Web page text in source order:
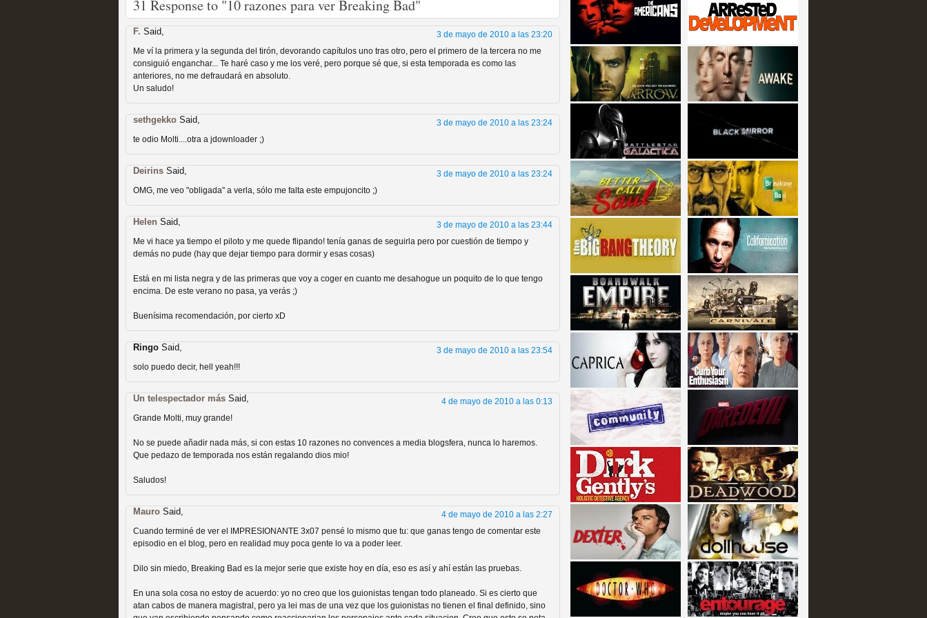
Recomendación de la semana
Las productoras de las estrellas de cine y
televisión
MOLTISANTI
Recomendación de la semana
Las series de 10 temporadas están en peligro de
extinción
MOLTISANTI
Recomendación de la semana
Expediente X: Guía para descubrir la "verdad"
Recomendación de la semana
31 Response to "10 razones para ver Breaking Bad"
F. Said,
3 de mayo de 2010 a las 23:20
Me ví la primera y la segunda del tirón, devorando capítulos uno tras otro, pero el primero de la tercera no me
consiguió enganchar... Te haré caso y me los veré, pero porque sé que, si esta temporada es como las
anteriores, no me defraudará en absoluto.
Un saludo!
sethgekko Said,
3 de mayo de 2010 a las 23:24
te odio Molti....otra a jdownloader ;)
Deirins Said,
3 de mayo de 2010 a las 23:24
OMG, me veo "obligada" a verla, sólo me falta este empujoncito ;)
Helen Said,
3 de mayo de 2010 a las 23:44
Me vi hace ya tiempo el piloto y me quede flipando! tenía ganas de seguirla pero por cuestión de tiempo y
demás no pude (hay que dejar tiempo para dormir y esas cosas)
Está en mi lista negra y de las primeras que voy a coger en cuanto me desahogue un poquito de lo que tengo
encima. De este verano no pasa, ya verás ;)
Buenísima recomendación, por cierto xD
Ringo Said,
3 de mayo de 2010 a las 23:54
solo puedo decir, hell yeah!!!
Un telespectador más Said,
4 de mayo de 2010 a las 0:13
Grande Molti, muy grande!
No se puede añadir nada más, si con estas 10 razones no convences a media blogsfera, nunca lo haremos.
Que pedazo de temporada nos están regalando dios mio!
Saludos!
Mauro Said,
4 de mayo de 2010 a las 2:27
Cuando terminé de ver el IMPRESIONANTE 3x07 pensé lo mismo que tu: que ganas tengo de comentar este
episodio en el blog, pero en realidad muy poca gente lo va a poder leer.
Dilo sin miedo, Breaking Bad es la mejor serie que existe hoy en día, eso es así y ahí están las pruebas.
En una sola cosa no estoy de acuerdo: yo no creo que los guionistas tengan todo planeado. Si es cierto que
atan cabos de manera magistral, pero ya lei mas de una vez que los guionistas no tienen el final definido, sino